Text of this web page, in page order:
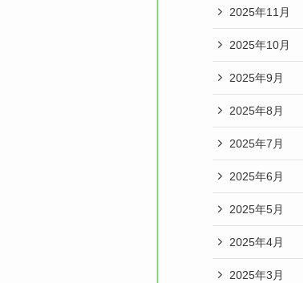
2025年11月
2025年10月
2025年9月
2025年8月
2025年7月
2025年6月
2025年5月
2025年4月
2025年3月